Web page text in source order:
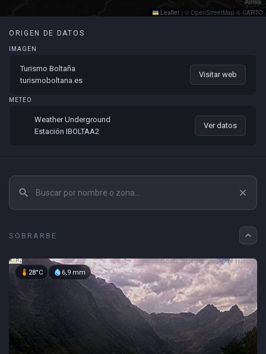
Leaflet | © OpenStreetMap © CARTO
ORIGEN DE DATOS
IMAGEN
Turismo Boltaña
turismoboltana.es
Visitar web
METEO
Weather Underground
Estación IBOLTAA2
Ver datos
search close
SOBRARBE expand_less
device_thermostat 28°C water_drop 6,9 mm